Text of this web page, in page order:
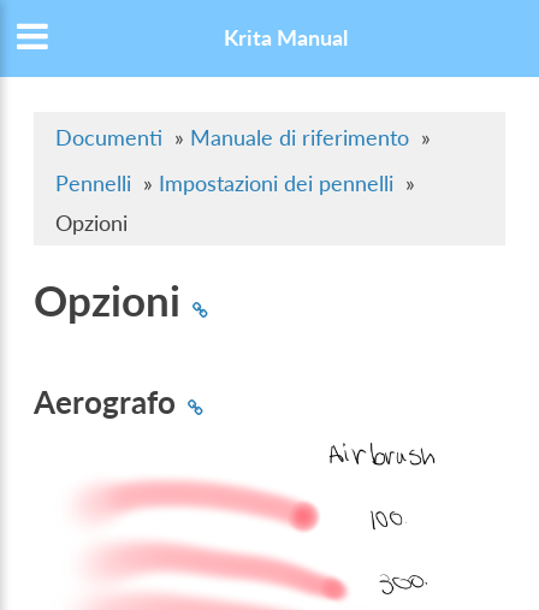
Krita Manual
Documenti » Manuale di riferimento »
Pennelli » Impostazioni dei pennelli »
Opzioni
Opzioni
Aerografo